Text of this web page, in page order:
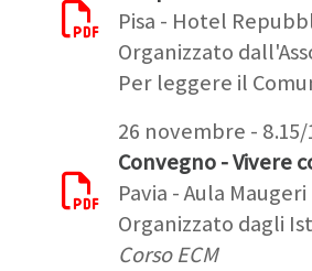
Pisa - Hotel
Organizzato
Per leggere il
26 novembre - 8.15/
Convegno - Vivere
Pavia - Aula
Organizzato dagli
Corso ECM